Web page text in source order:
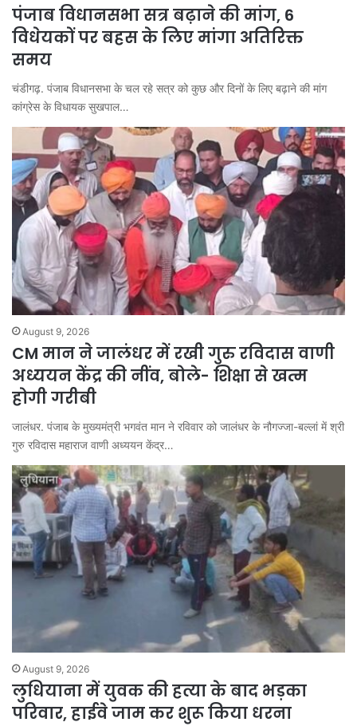
पंजाब विधानसभा सत्र बढ़ाने की मांग, 6
विधेयकों पर बहस के लिए मांगा अतिरिक्त
समय
चंडीगढ़. पंजाब विधानसभा के चल रहे सत्र को कुछ और दिनों के लिए बढ़ाने की मांग
कांग्रेस के विधायक सुखपाल…
August 9, 2026
CM मान ने जालंधर में रखी गुरु रविदास वाणी
अध्ययन केंद्र की नींव, बोले- शिक्षा से खत्म
होगी गरीबी
जालंधर. पंजाब के मुख्यमंत्री भगवंत मान ने रविवार को जालंधर के नौगज्जा-बल्लां में श्री
गुरु रविदास महाराज वाणी अध्ययन केंद्र…
August 9, 2026
लुधियाना में युवक की हत्या के बाद भड़का
परिवार, हाईवे जाम कर शुरू किया धरना